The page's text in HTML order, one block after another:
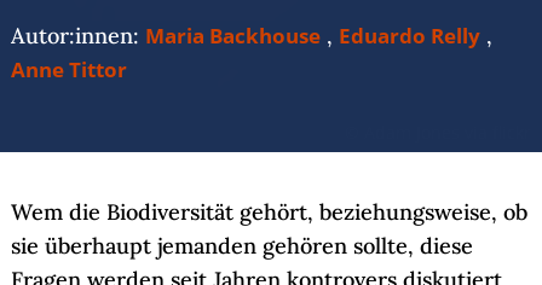
Autor:innen: Maria Backhouse , Eduardo Relly ,
Anne Tittor
Wem die Biodiversität gehört, beziehungsweise, ob
sie überhaupt jemanden gehören sollte, diese